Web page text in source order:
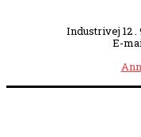
Industrivej 12 .
E-